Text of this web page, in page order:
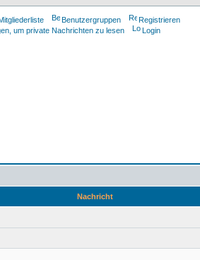
Benutzergruppen
Registrieren
um private Nachrichten zu lesen Login
Nachricht